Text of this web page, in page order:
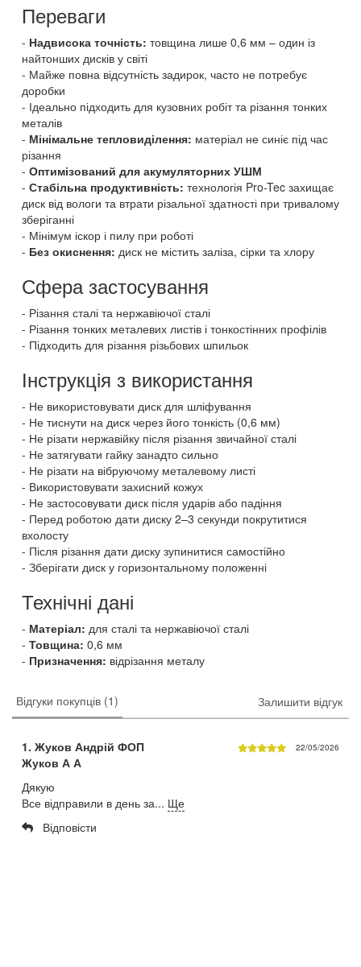
Переваги
Надвисока точність: товщина лише 0,6 мм – один із
найтонших дисків у світі
Майже повна відсутність задирок, часто не потребує
доробки
Ідеально підходить для кузовних робіт та різання тонких
металів
Мінімальне тепловиділення: матеріал не синіє під час
різання
Оптимізований для акумуляторних УШМ
Стабільна продуктивність: технологія Pro-Tec захищає
диск від вологи та втрати різальної здатності при тривалому
зберіганні
Мінімум іскор і пилу при роботі
Без окиснення: диск не містить заліза, сірки та хлору
Сфера застосування
Різання сталі та нержавіючої сталі
Різання тонких металевих листів і тонкостінних профілів
Підходить для різання різьбових шпильок
Інструкція з використання
Не використовувати диск для шліфування
Не тиснути на диск через його тонкість (0,6 мм)
Не різати нержавійку після різання звичайної сталі
Не затягувати гайку занадто сильно
Не різати на вібруючому металевому листі
Використовувати захисний кожух
Не застосовувати диск після ударів або падіння
Перед роботою дати диску 2–3 секунди покрутитися
вхолосту
Після різання дати диску зупинитися самостійно
Зберігати диск у горизонтальному положенні
Технічні дані
Матеріал: для сталі та нержавіючої сталі
Товщина: 0,6 мм
Призначення: відрізання металу
Відгуки покупців (1) Залишити відгук
1. Жуков Андрій ФОП
Жуков А А
22/05/2026
Дякую
Все відправили в день за... Ще
Відповісти